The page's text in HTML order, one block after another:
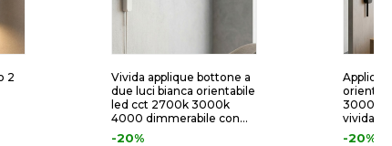
2
Vivida applique bottone a
due luci bianca orientabile
led cct 2700k 3000k
4000 dimmerabile con
telecomando
-20%
3000k
vivida
-20%